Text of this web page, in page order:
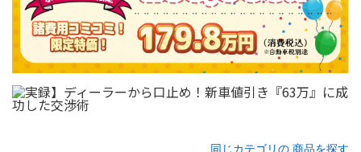
同じカテゴリの 商品を探す